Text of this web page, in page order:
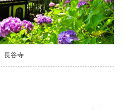
長谷寺